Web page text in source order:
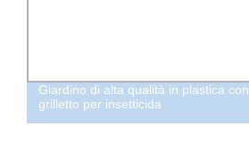
Giardino di alta qualità in plastica con
grilletto per insetticida